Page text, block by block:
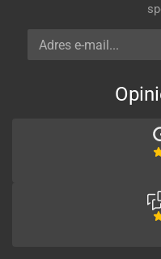
Adres e-mail